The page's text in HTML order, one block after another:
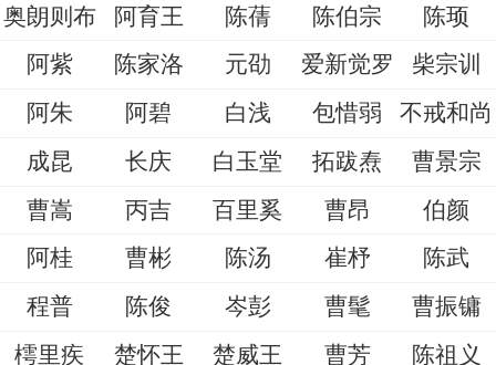
奥朗则布
阿育王 陈蒨 陈伯宗
陈顼
阿紫
陈家洛 元劭 爱新觉罗
柴宗训
阿朱
阿碧 白浅 包惜弱
不戒和尚
成昆
长庆 白玉堂 拓跋焘
曹景宗
曹嵩
丙吉 百里奚 曹昂
伯颜
阿桂
曹彬 陈汤 崔杼
陈武
程普
陈俊 岑彭 曹髦
曹振镛
樗里疾
楚怀王 楚威王 曹芳
陈祖义